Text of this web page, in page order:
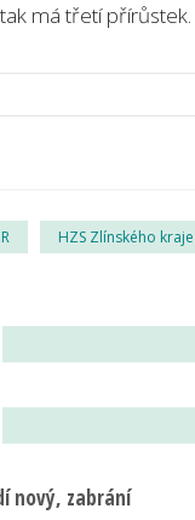
má třetí přírůstek.
HZS Zlínského kraje
nový, zabrání